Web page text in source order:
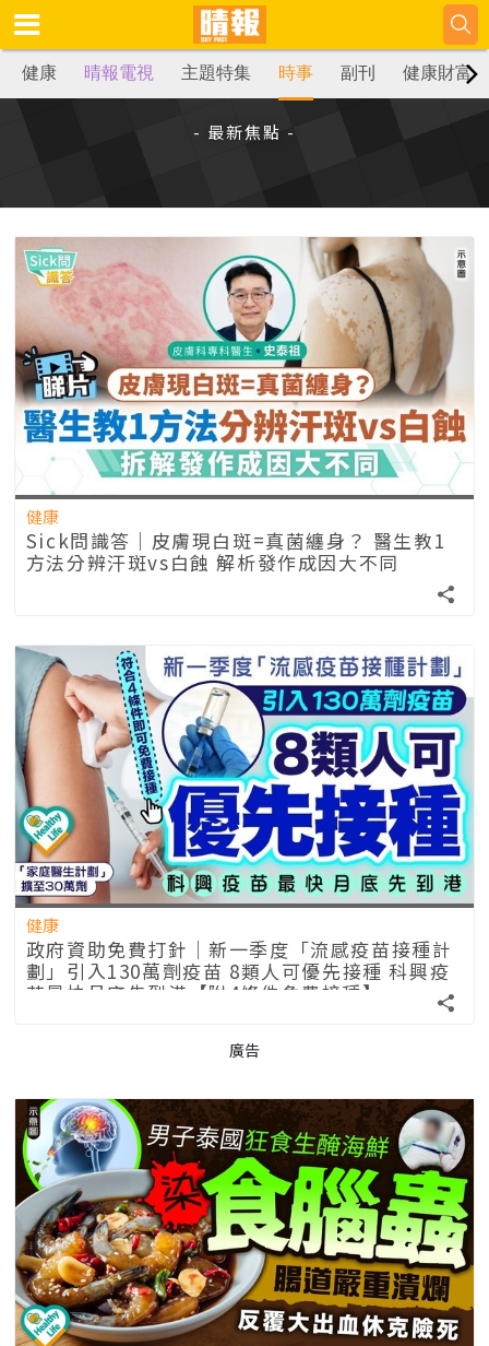
健康 晴報電視 主題特集 時事 副刊 健康財富
- 最新焦點 -
健康
Sick問識答｜皮膚現白斑=真菌纏身？ 醫生教1
方法分辨汗斑vs白蝕 解析發作成因大不同
健康
政府資助免費打針｜新一季度「流感疫苗接種計
劃」引入130萬劑疫苗 8類人可優先接種 科興疫
苗最快月底先到港【附4條件免費接種】
廣告